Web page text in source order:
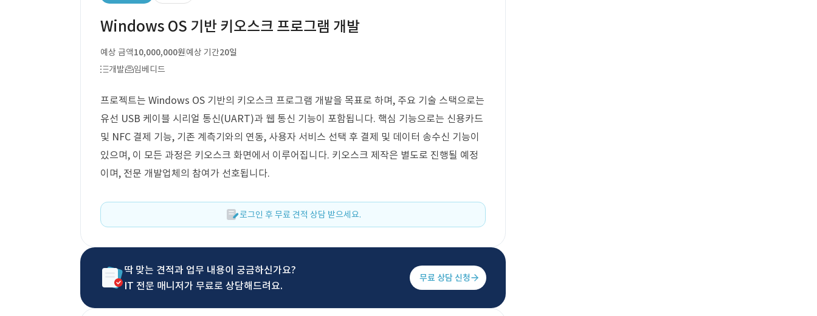
Windows OS 기반 키오스크 프로그램 개발
예상 금액10,000,000원예상 기간20일
개발
임베디드
프로젝트는 Windows OS 기반의 키오스크 프로그램 개발을 목표로 하며, 주요 기술 스택으로는
유선 USB 케이블 시리얼 통신(UART)과 웹 통신 기능이 포함됩니다. 핵심 기능으로는 신용카드
및 NFC 결제 기능, 기존 계측기와의 연동, 사용자 서비스 선택 후 결제 및 데이터 송수신 기능이
있으며, 이 모든 과정은 키오스크 화면에서 이루어집니다. 키오스크 제작은 별도로 진행될 예정
이며, 전문 개발업체의 참여가 선호됩니다.
로그인 후 무료 견적 상담 받으세요.
딱 맞는 견적과 업무 내용이 궁금하신가요?
IT 전문 매니저가 무료로 상담해드려요.
무료 상담 신청